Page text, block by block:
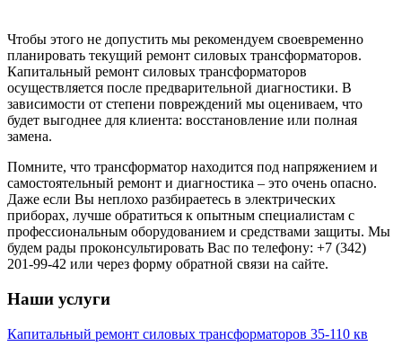
Чтобы этого не допустить мы рекомендуем своевременно
планировать текущий ремонт силовых трансформаторов.
Капитальный ремонт силовых трансформаторов
осуществляется после предварительной диагностики. В
зависимости от степени повреждений мы оцениваем, что
будет выгоднее для клиента: восстановление или полная
замена.
Помните, что трансформатор находится под напряжением и
самостоятельный ремонт и диагностика – это очень опасно.
Даже если Вы неплохо разбираетесь в электрических
приборах, лучше обратиться к опытным специалистам с
профессиональным оборудованием и средствами защиты. Мы
будем рады проконсультировать Вас по телефону: +7 (342)
201-99-42 или через форму обратной связи на сайте.
Наши услуги
Капитальный ремонт силовых трансформаторов 35-110 кв